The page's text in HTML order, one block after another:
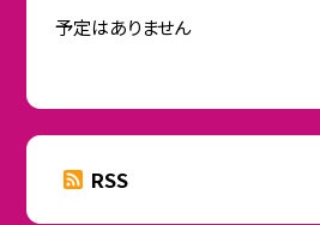
予定はありません
RSS